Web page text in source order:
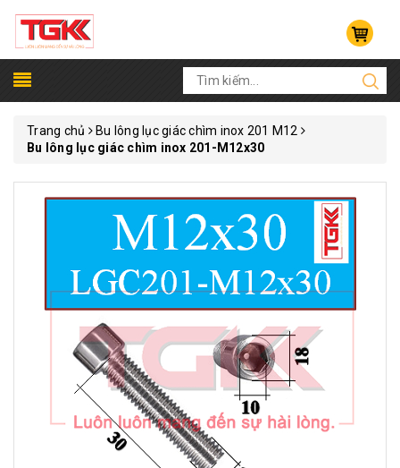
Trang chủ
Bu lông lục giác chìm inox 201 M12
Bu lông lục giác chìm inox 201-M12x30